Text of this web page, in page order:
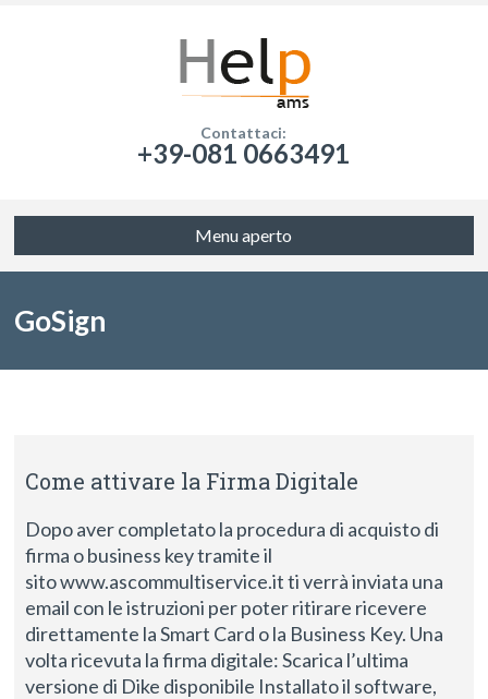
Contattaci:
+39-081 0663491
Menu aperto
GoSign
Come attivare la Firma Digitale
Dopo aver completato la procedura di acquisto di
firma o business key tramite il
sito www.ascommultiservice.it ti verrà inviata una
email con le istruzioni per poter ritirare ricevere
direttamente la Smart Card o la Business Key. Una
volta ricevuta la firma digitale: Scarica l’ultima
versione di Dike disponibile Installato il software,